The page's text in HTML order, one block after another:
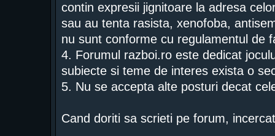
contin expresii jignitoare la adresa
sau au tenta rasista, xenofoba,
nu sunt conforme cu regulamentul de
4. Forumul razboi.ro este dedicat
subiecte si teme de interes exista o
5. Nu se accepta alte posturi decat
Cand doriti sa scrieti pe forum,